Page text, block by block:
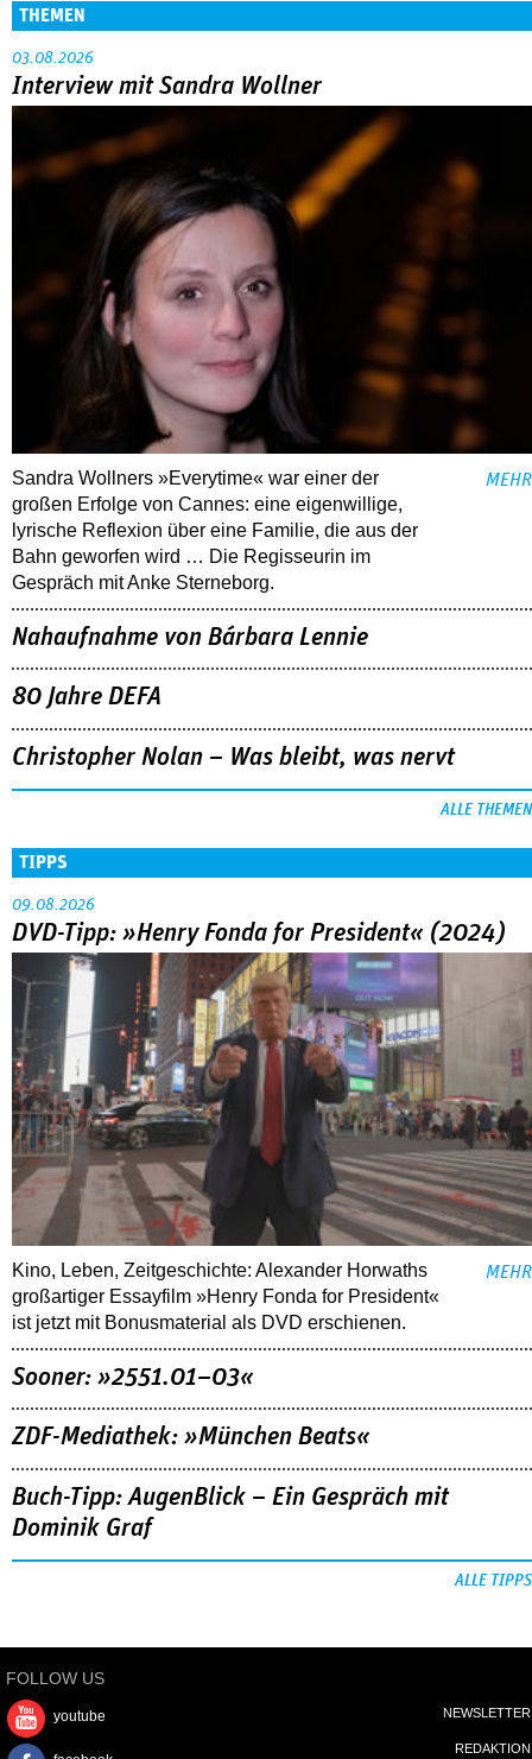
THEMEN
03.08.2026
Interview mit Sandra Wollner
Sandra Wollners »Everytime« war einer der
großen Erfolge von Cannes: eine eigenwillige,
lyrische Reflexion über eine ­Familie, die aus der
Bahn geworfen wird … Die Regisseurin im
Gespräch mit Anke Sterneborg.
MEHR
Nahaufnahme von Bárbara Lennie
80 Jahre DEFA
Christopher Nolan – Was bleibt, was nervt
ALLE THEMEN
TIPPS
09.08.2026
DVD-Tipp: »Henry Fonda for President« (2024)
Kino, Leben, Zeitgeschichte: Alexander Horwaths
großartiger Essayfilm »Henry Fonda for President«
ist jetzt mit Bonusmaterial als DVD erschienen.
MEHR
Sooner: »2551.01–03«
ZDF-Mediathek: »München Beats«
Buch-Tipp: AugenBlick – Ein Gespräch mit
Dominik Graf
ALLE TIPPS
FOLLOW US
youtube NEWSLETTER
REDAKTION